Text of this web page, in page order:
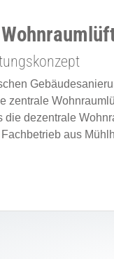
zentrale
die dezentrale
aus